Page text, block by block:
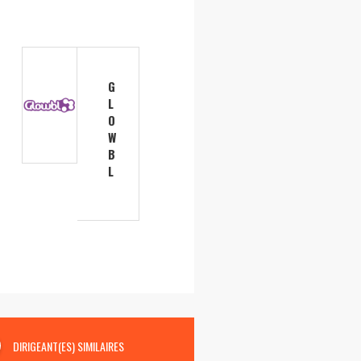
G
L
O
W
B
L
DIRIGEANT(ES) SIMILAIRES